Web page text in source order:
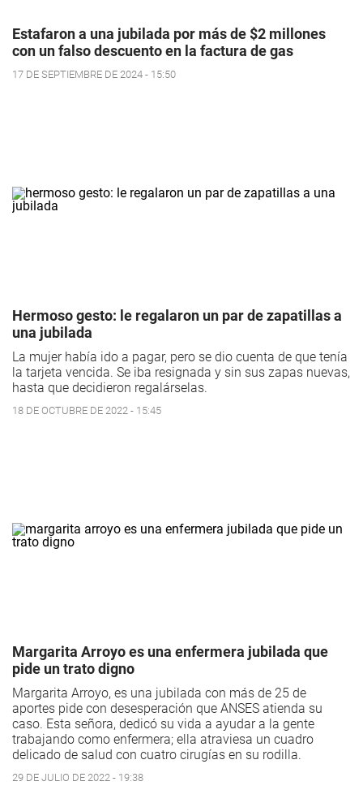
Estafaron a una jubilada por más de $2 millones
con un falso descuento en la factura de gas
17 DE SEPTIEMBRE DE 2024 - 15:50
Hermoso gesto: le regalaron un par de zapatillas a
una jubilada
La mujer había ido a pagar, pero se dio cuenta de que tenía
la tarjeta vencida. Se iba resignada y sin sus zapas nuevas,
hasta que decidieron regalárselas.
18 DE OCTUBRE DE 2022 - 15:45
Margarita Arroyo es una enfermera jubilada que
pide un trato digno
Margarita Arroyo, es una jubilada con más de 25 de
aportes pide con desesperación que ANSES atienda su
caso. Esta señora, dedicó su vida a ayudar a la gente
trabajando como enfermera; ella atraviesa un cuadro
delicado de salud con cuatro cirugías en su rodilla.
29 DE JULIO DE 2022 - 19:38